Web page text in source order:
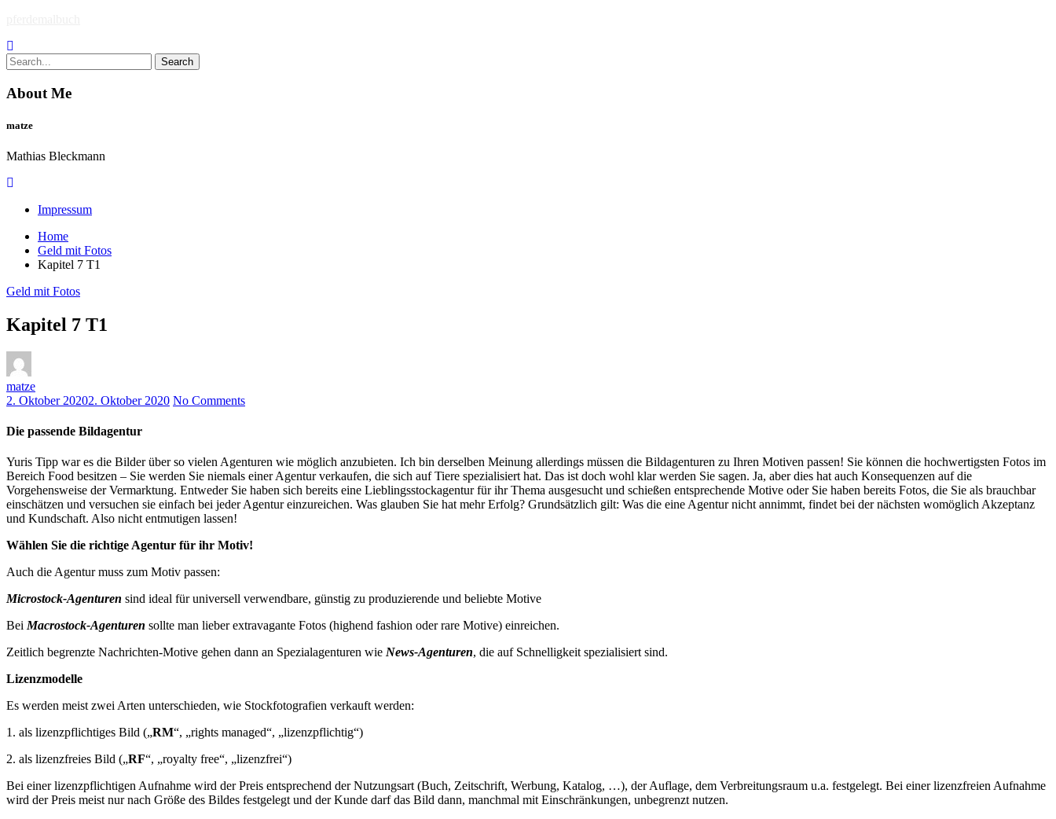
content
Search
for:
About Me
matze
Mathias Bleckmann
Impressum
Home
Geld mit Fotos
Kapitel 7 T1
Geld mit Fotos
Kapitel 7 T1
matze
2. Oktober 20202. Oktober 2020 No Comments
Die passende Bildagentur
Yuris Tipp war es die Bilder über so vielen Agenturen wie möglich anzubieten. Ich bin derselben Meinung allerdings müssen die Bildagenturen zu Ihren Motiven passen! Sie können die hochwertigsten Fotos im
Bereich Food besitzen – Sie werden Sie niemals einer Agentur verkaufen, die sich auf Tiere spezialisiert hat. Das ist doch wohl klar werden Sie sagen. Ja, aber dies hat auch Konsequenzen auf die
Vorgehensweise der Vermarktung. Entweder Sie haben sich bereits eine Lieblingsstockagentur für ihr Thema ausgesucht und schießen entsprechende Motive oder Sie haben bereits Fotos, die Sie als brauchbar
einschätzen und versuchen sie einfach bei jeder Agentur einzureichen. Was glauben Sie hat mehr Erfolg? Grundsätzlich gilt: Was die eine Agentur nicht annimmt, findet bei der nächsten womöglich Akzeptanz
und Kundschaft. Also nicht entmutigen lassen!
Wählen Sie die richtige Agentur für ihr Motiv!
Auch die Agentur muss zum Motiv passen:
Microstock-Agenturen sind ideal für universell verwendbare, günstig zu produzierende und beliebte Motive
BeiMacrostock-Agenturen sollte man lieber extravagante Fotos (highend fashion oder rare Motive) einreichen.
Zeitlich begrenzte Nachrichten-Motive gehen dann an Spezialagenturen wie News-Agenturen, die auf Schnelligkeit spezialisiert sind.
Lizenzmodelle
Es werden meist zwei Arten unterschieden, wie Stockfotografien verkauft werden:
1. als lizenzpflichtiges Bild („RM“, „rights managed“, „lizenzpflichtig“)
2. als lizenzfreies Bild („RF“, „royalty free“, „lizenzfrei“)
Bei einer lizenzpflichtigen Aufnahme wird der Preis entsprechend der Nutzungsart (Buch, Zeitschrift, Werbung, Katalog, …), der Auflage, dem Verbreitungsraum u.a. festgelegt. Bei einer lizenzfreien Aufnahme
wird der Preis meist nur nach Größe des Bildes festgelegt und der Kunde darf das Bild dann, manchmal mit Einschränkungen, unbegrenzt nutzen.